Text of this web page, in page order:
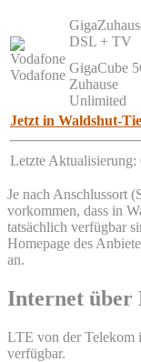
Vodafone
DSL + TV
GigaCube
Zuhause
Unlimited
Jetzt in Waldshut-
Letzte Aktualisierung:
Je nach Anschlussort
vorkommen, dass in
tatsächlich verfügbar
Homepage des
an.
Internet über
LTE von der Telekom
verfügbar.